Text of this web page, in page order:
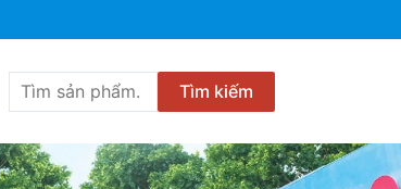
Tìm
kiếm:
Tìm kiếm